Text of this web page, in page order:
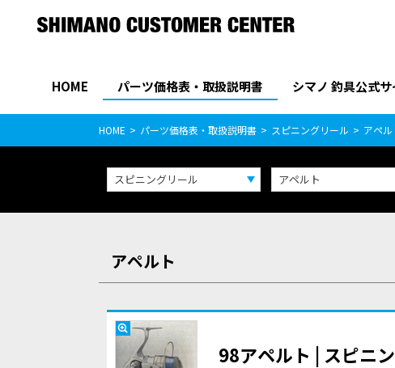
HOME パーツ価格表・取扱説明書 シマノ 釣具公式サ
パーツ価格表
PARTS LIST
HOME パーツ価格表・取扱説明書 スピニングリール アペル
スピニングリール アペルト
アペルト
98アペルト | スピニ